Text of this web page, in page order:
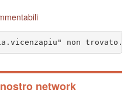
non trovato.
network